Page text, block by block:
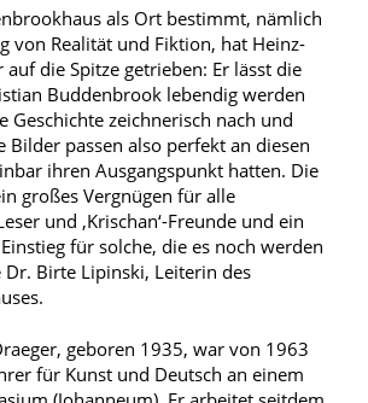
als Ort bestimmt, nämlich
von Realität und Fiktion, hat Heinz-
auf die Spitze getrieben: Er lässt die
Buddenbrook lebendig werden
Geschichte zeichnerisch nach und
Bilder passen also perfekt an diesen
ihren Ausgangspunkt hatten. Die
großes Vergnügen für alle
und ‚Krischan‘-Freunde und ein
für solche, die es noch werden
Dr. Birte Lipinski, Leiterin des
geboren 1935, war von 1963
für Kunst und Deutsch an einem